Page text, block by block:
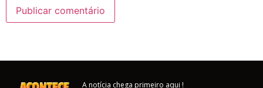
A notícia chega primeiro aqui !